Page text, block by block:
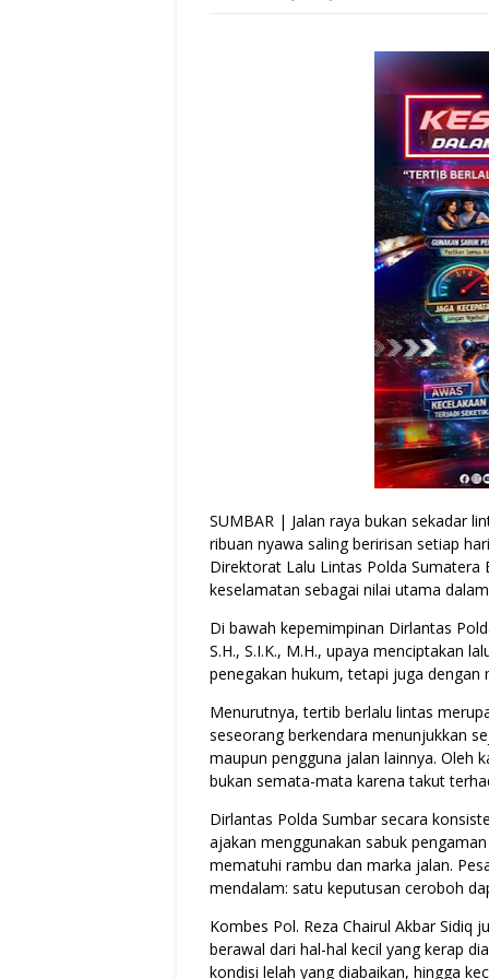
SUMBAR | Jalan raya bukan sekadar
ribuan nyawa saling beririsan setiap
Direktorat Lalu Lintas Polda
keselamatan sebagai nilai utama
Di bawah kepemimpinan Dirlantas
S.H., S.I.K., M.H., upaya menciptakan
penegakan hukum, tetapi juga
Menurutnya, tertib berlalu lintas
seseorang berkendara menunjukkan
maupun pengguna jalan lainnya. Oleh
bukan semata-mata karena takut
Dirlantas Polda Sumbar secara
ajakan menggunakan sabuk
mematuhi rambu dan marka jalan.
mendalam: satu keputusan ceroboh
Kombes Pol. Reza Chairul Akbar Sidiq
berawal dari hal-hal kecil yang kerap
kondisi lelah yang diabaikan, hingga